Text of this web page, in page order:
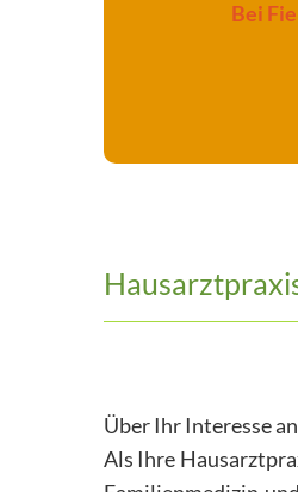
c
b
e
.
Bei
Über Ihr Interesse
Als Ihre